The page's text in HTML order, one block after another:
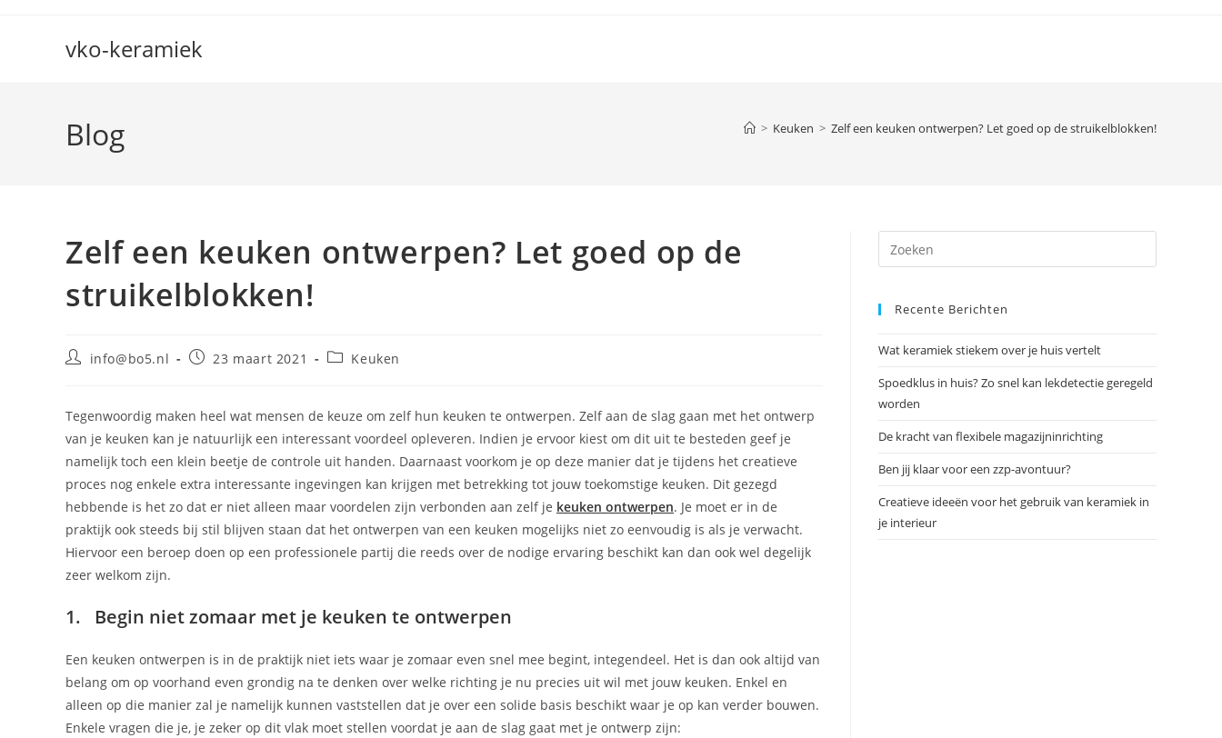
vko-keramiek
Blog > Keuken > Zelf een keuken ontwerpen? Let goed op de struikelblokken!
Zelf een keuken ontwerpen? Let goed op de
struikelblokken!
Berichtinfo@bo5.nl
Bericht23 maart 2021 Berichtcategorie:
Keuken
Tegenwoordig maken heel wat mensen de keuze om zelf hun keuken te ontwerpen. Zelf aan de slag gaan met het ontwerp
van je keuken kan je natuurlijk een interessant voordeel opleveren. Indien je ervoor kiest om dit uit te besteden geef je
namelijk toch een klein beetje de controle uit handen. Daarnaast voorkom je op deze manier dat je tijdens het creatieve
proces nog enkele extra interessante ingevingen kan krijgen met betrekking tot jouw toekomstige keuken. Dit gezegd
hebbende is het zo dat er niet alleen maar voordelen zijn verbonden aan zelf je keuken ontwerpen. Je moet er in de
praktijk ook steeds bij stil blijven staan dat het ontwerpen van een keuken mogelijks niet zo eenvoudig is als je verwacht.
Hiervoor een beroep doen op een professionele partij die reeds over de nodige ervaring beschikt kan dan ook wel degelijk
zeer welkom zijn.
1. Begin niet zomaar met je keuken te ontwerpen
Een keuken ontwerpen is in de praktijk niet iets waar je zomaar even snel mee begint, integendeel. Het is dan ook altijd van
belang om op voorhand even grondig na te denken over welke richting je nu precies uit wil met jouw keuken. Enkel en
alleen op die manier zal je namelijk kunnen vaststellen dat je over een solide basis beschikt waar je op kan verder bouwen.
Enkele vragen die je, je zeker op dit vlak moet stellen voordat je aan de slag gaat met je ontwerp zijn:
op
Recente Berichten
Wat keramiek stiekem over je huis vertelt
Spoedklus in huis? Zo snel kan lekdetectie geregeld
worden
De kracht van flexibele magazijninrichting
Ben jij klaar voor een zzp-avontuur?
Creatieve ideeën voor het gebruik van keramiek in
je interieur